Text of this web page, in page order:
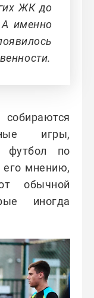
ЖК до
именно
игры,
футбол по
его мнению,
обычной
иногда